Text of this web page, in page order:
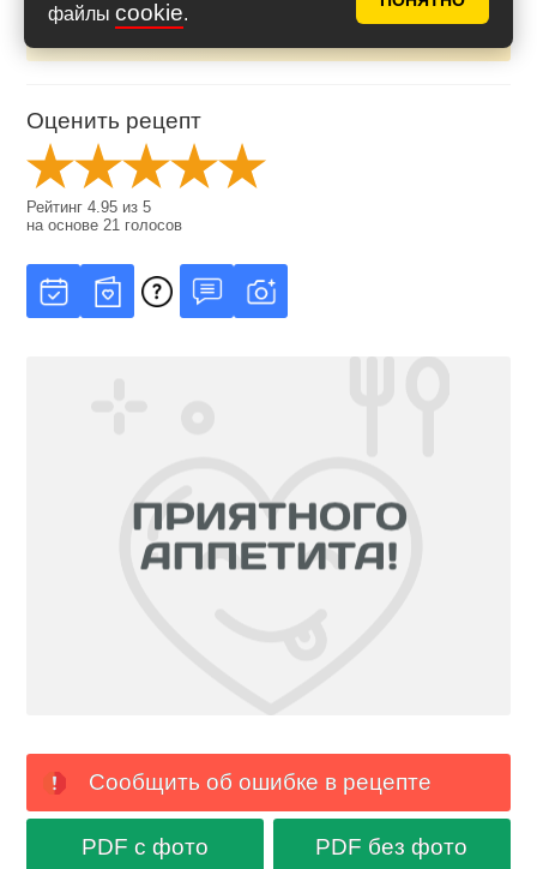
файлы cookie.
Оценить рецепт
Рейтинг4.95 из5
на основе 21 голосов
Сообщить об ошибке в рецепте
PDF с фото PDF без фото